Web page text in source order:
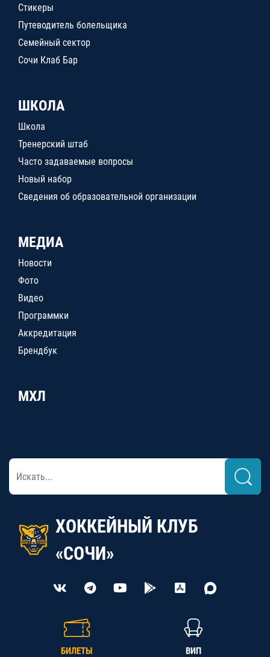
Стикеры
Путеводитель болельщика
Семейный сектор
Сочи Клаб Бар
ШКОЛА
Школа
Тренерский штаб
Часто задаваемые вопросы
Новый набор
Сведения об образовательной организации
МЕДИА
Новости
Фото
Видео
Программки
Аккредитация
Брендбук
МХЛ
ХОККЕЙНЫЙ КЛУБ
«СОЧИ»
БИЛЕТЫ ВИП